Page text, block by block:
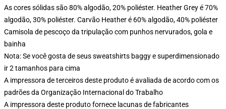
As cores sólidas são 80% algodão, 20% poliéster. Heather Grey é 70%
algodão, 30% poliéster. Carvão Heather é 60% algodão, 40% poliéster
Camisola de pescoço da tripulação com punhos nervurados, gola e
bainha
Nota: Se você gosta de seus sweatshirts baggy e superdimensionado
ir 2 tamanhos para cima
A impressora de terceiros deste produto é avaliada de acordo com os
padrões da Organização Internacional do Trabalho
A impressora deste produto fornece lacunas de fabricantes